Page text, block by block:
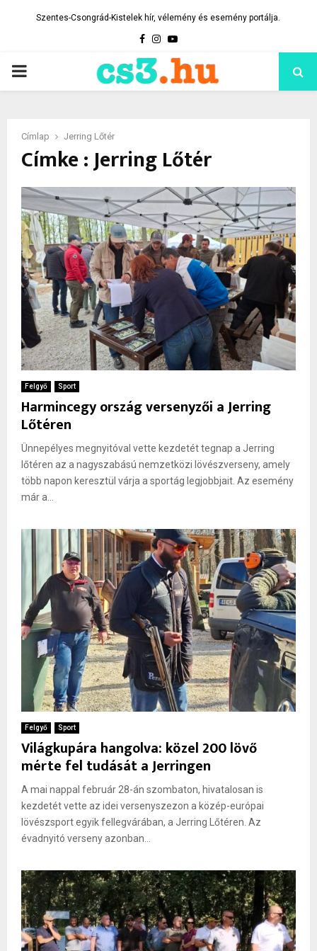
Szentes-Csongrád-Kistelek hír, vélemény és esemény portálja.
Facebook
Instagram
Youtube
PRIMARY
Címlap Jerring Lőtér
Címke : Jerring Lőtér
Felgyő Sport
Harmincegy ország versenyzői a Jerring
Lőtéren
Ünnepélyes megnyitóval vette kezdetét tegnap a Jerring
lőtéren az a nagyszabású nemzetközi lövészverseny, amely
több napon keresztül várja a sportág legjobbjait. Az esemény
már a...
Felgyő Sport
Világkupára hangolva: közel 200 lövő
mérte fel tudását a Jerringen
A mai nappal február 28-án szombaton, hivatalosan is
kezdetét vette az idei versenyszezon a közép-európai
lövészsport egyik fellegvárában, a Jerring Lőtéren. Az
évadnyitó verseny azonban...